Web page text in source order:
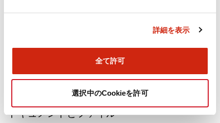
詳細を表示
全て許可
選択中のCookieを許可
ドキュメントとファイル